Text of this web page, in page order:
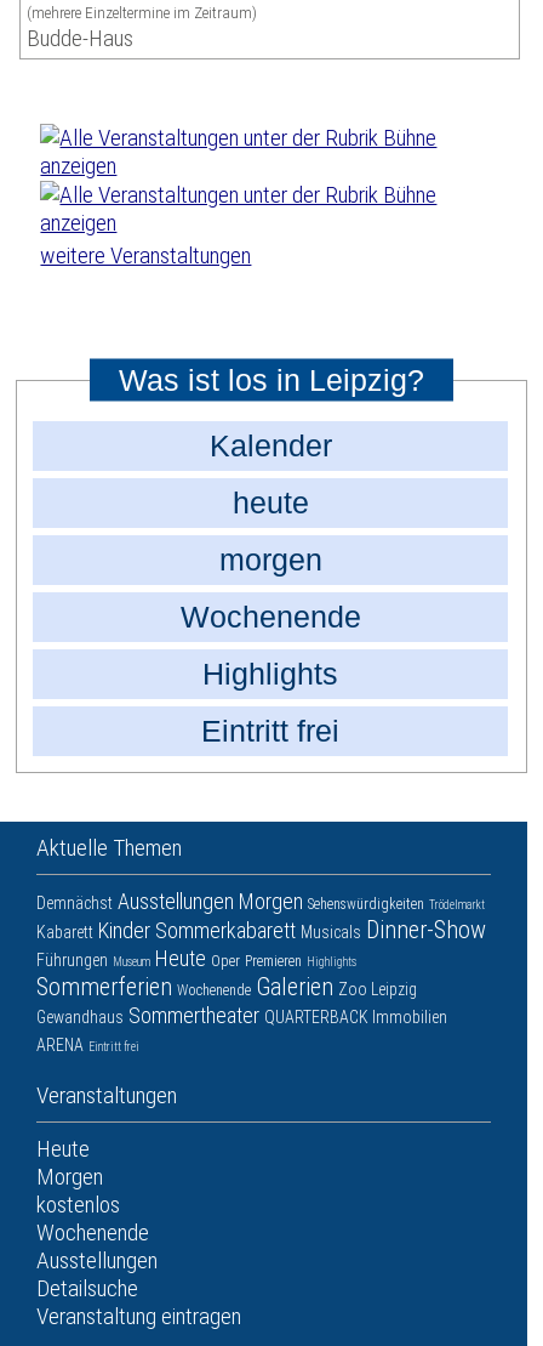
(mehrere Einzeltermine im Zeitraum)
Budde-Haus
weitere Veranstaltungen
Was ist los in Leipzig?
Kalender
heute
morgen
Wochenende
Highlights
Eintritt frei
Aktuelle Themen
Demnächst Ausstellungen Morgen Sehenswürdigkeiten Trödelmarkt
Kabarett Kinder Sommerkabarett Musicals Dinner-Show
Führungen Museum Heute Oper Premieren Highlights
Sommerferien Wochenende Galerien Zoo Leipzig
Gewandhaus Sommertheater QUARTERBACK Immobilien
ARENA Eintritt frei
Veranstaltungen
Heute
Morgen
kostenlos
Wochenende
Ausstellungen
Detailsuche
Veranstaltung eintragen